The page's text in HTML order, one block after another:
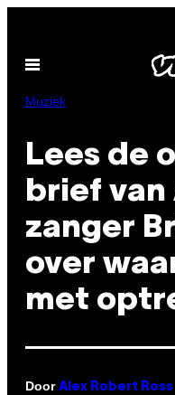
de
inhoud
Open
Muziek
Lees de
brief van
zanger
over
met
Door Alex Robert Ross